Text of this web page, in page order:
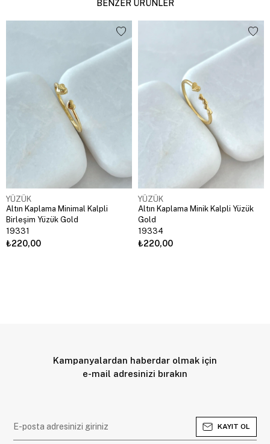
BENZER ÜRÜNLER
YÜZÜK
Altın Kaplama Minimal Kalpli
Birleşim Yüzük Gold
19331
₺220,00
YÜZÜK
Altın Kaplama Minik Kalpli Yüzük
Gold
19334
₺220,00
Kampanyalardan haberdar olmak için
e-mail adresinizi bırakın
KAYIT OL